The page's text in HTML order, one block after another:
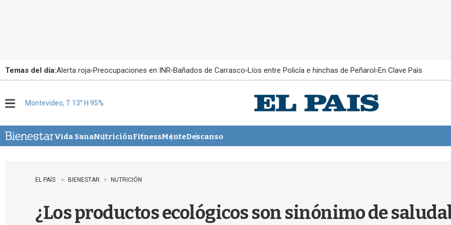
Temas del día:Alerta roja Preocupaciones en INR Bañados de Carrasco Líos entre Policía e hinchas de Peñarol En Clave País
u
Montevideo, T 13° H 95%
Vida SanaNutriciónFitnessMenteDescanso
EL PAÍS BIENESTAR NUTRICIÓN
¿Los productos ecológicos son sinónimo de